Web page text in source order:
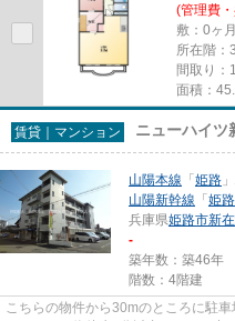
(管理費
敷：0ヶ
所在階：
間取り：
面積：
賃貸｜マンション ニューハイツ
山陽本線 「姫路
山陽新幹線 「姫路
兵庫県姫路市新
-
築年数：築46年
階数：4階建
こちらの物件から30mのところに駐